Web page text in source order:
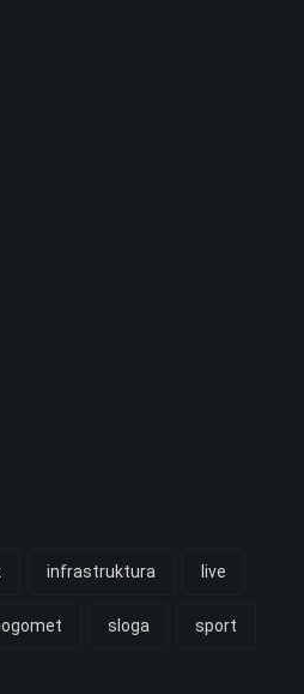
infrastruktura live
sloga sport